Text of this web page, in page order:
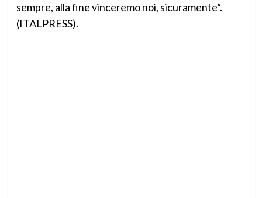
sempre, alla fine vinceremo noi, sicuramente”.
(ITALPRESS).